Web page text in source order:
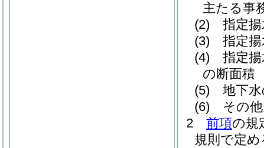
主たる事
(2)
指定
(3)
指定
(4)
指定
の断面積
(5)
地下
(6)
その
2
前項の規
規則で定